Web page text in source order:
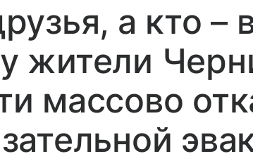
а кто –
жители
массово